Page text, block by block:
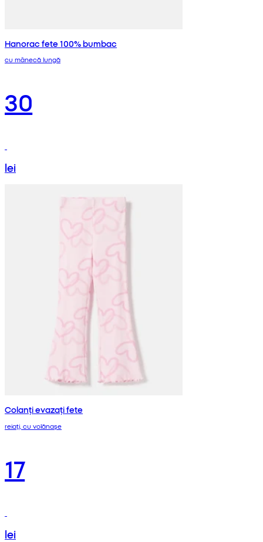
Hanorac fete 100% bumbac
cu mânecă lungă
30
lei
Colanți evazați fete
reiați, cu volănașe
17
lei